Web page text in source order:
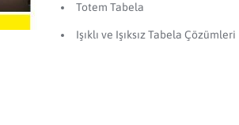
Totem Tabela
Işıklı ve Işıksız Tabela Çözümleri